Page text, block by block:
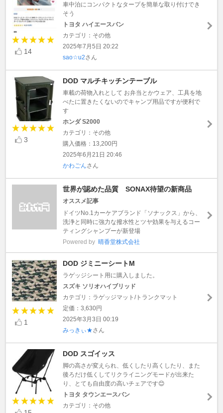
14
車中泊にコンパクトなタープを簡単な取り付けでき
そう
トヨタ ハイエースバン
カテゴリ：その他
2025年7月5日 20:22
sao☆u2さん
3
DOD マルチキッチンテーブル
車載の荷物入れとして お弁当とかウェア、工具を地
べたに置きたくないのでキャンプ用品ですが便利で
す
ホンダ S2000
カテゴリ：その他
購入価格：13,200円
2025年6月21日 20:46
かわごんさん
世界が認めた品質 SONAX待望の新商品
オススメ記事
ドイツNo.1カーケアブランド「ソナックス」から、
洗浄と同時に強力な撥水性とツヤ効果を与えるコー
ティングシャンプーが新登場
Powered by 晴香堂株式会社
1
DOD ジミニーシートM
ラゲッジシート用に購入しました。
スズキ ソリオハイブリッド
カテゴリ：ラゲッジマット/トランクマット
定価：3,630円
2025年3月3日 00:19
みっきぃ★さん
DOD スゴイッス
脚の高さが変えられ、低くしたり高くしたり、また
後ろだけ低くしてリクライニングモードが出来た
り、とても自由度の高いチェアです😊
トヨタ タウンエースバン
カテゴリ：その他